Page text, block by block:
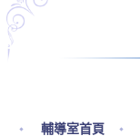
輔導室首頁